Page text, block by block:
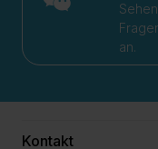
an.
Kontakt